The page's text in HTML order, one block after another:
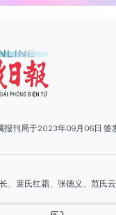
报刊局于2023年09月06日 签
、裴氏红霜、张德义、范氏